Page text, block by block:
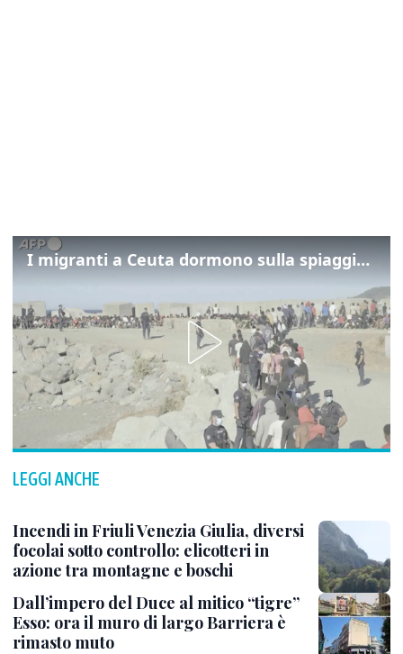
I migranti a Ceuta dormono sulla spiaggia: "Vogliamo entrare in Europa"
LEGGI ANCHE
Incendi in Friuli Venezia Giulia, diversi
focolai sotto controllo: elicotteri in
azione tra montagne e boschi
Dall’impero del Duce al mitico “tigre”
Esso: ora il muro di largo Barriera è
rimasto muto